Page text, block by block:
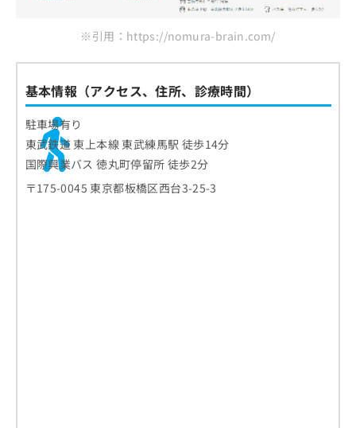
※引用：https://nomura-brain.com/
基本情報（アクセス、住所、診療時間）
駐車場有り
東武鉄道 東上本線 東武練馬駅 徒歩14分
国際興業バス 徳丸町停留所 徒歩2分
〒175-0045 東京都板橋区西台3-25-3